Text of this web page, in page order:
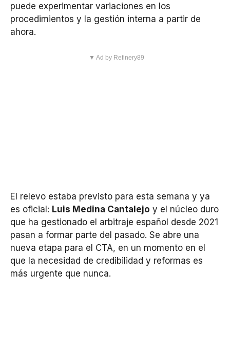
puede experimentar variaciones en los
procedimientos y la gestión interna a partir de
ahora.
▼ Ad by Refinery89
El relevo estaba previsto para esta semana y ya
es oficial: Luis Medina Cantalejo y el núcleo duro
que ha gestionado el arbitraje español desde 2021
pasan a formar parte del pasado. Se abre una
nueva etapa para el CTA, en un momento en el
que la necesidad de credibilidad y reformas es
más urgente que nunca.